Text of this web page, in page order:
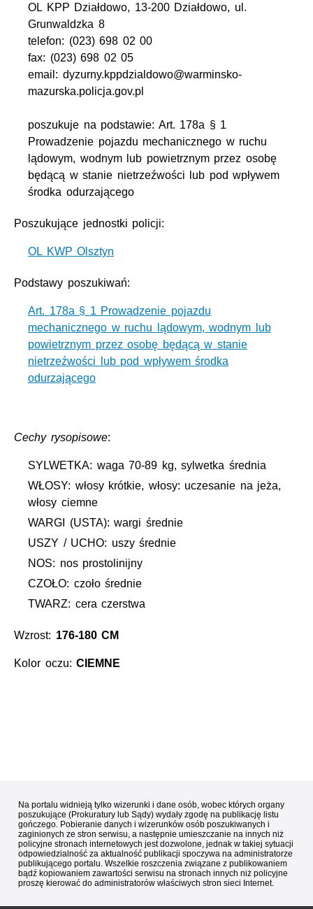
OL KPP Działdowo, 13-200 Działdowo, ul.
Grunwaldzka 8
telefon: (023) 698 02 00
fax: (023) 698 02 05
email: dyzurny.kppdzialdowo@warminsko-
mazurska.policja.gov.pl
poszukuje na podstawie: Art. 178a § 1
Prowadzenie pojazdu mechanicznego w ruchu
lądowym, wodnym lub powietrznym przez osobę
będącą w stanie nietrzeźwości lub pod wpływem
środka odurzającego
Poszukujące jednostki policji:
OL KWP Olsztyn
Podstawy poszukiwań:
Art. 178a § 1 Prowadzenie pojazdu
mechanicznego w ruchu lądowym, wodnym lub
powietrznym przez osobę będącą w stanie
nietrzeźwości lub pod wpływem środka
odurzającego
Cechy rysopisowe:
SYLWETKA: waga 70-89 kg, sylwetka średnia
WŁOSY: włosy krótkie, włosy: uczesanie na jeża,
włosy ciemne
WARGI (USTA): wargi średnie
USZY / UCHO: uszy średnie
NOS: nos prostolinijny
CZOŁO: czoło średnie
TWARZ: cera czerstwa
Wzrost: 176-180 CM
Kolor oczu:CIEMNE
Na portalu widnieją tylko wizerunki i dane osób, wobec których organy
poszukujące (Prokuratury lub Sądy) wydały zgodę na publikację listu
gończego. Pobieranie danych i wizerunków osób poszukiwanych i
zaginionych ze stron serwisu, a następnie umieszczanie na innych niż
policyjne stronach internetowych jest dozwolone, jednak w takiej sytuacji
odpowiedzialność za aktualność publikacji spoczywa na administratorze
publikującego portalu. Wszelkie roszczenia związane z publikowaniem
bądź kopiowaniem zawartości serwisu na stronach innych niż policyjne
proszę kierować do administratorów właściwych stron sieci Internet.